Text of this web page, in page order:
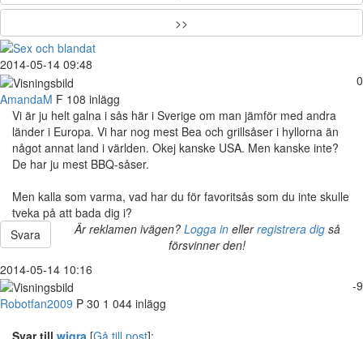
>>
2014-05-14 09:48
0
AmandaM F 108 inlägg
Vi är ju helt galna i sås här i Sverige om man jämför med andra
länder i Europa. Vi har nog mest Bea och grillsåser i hyllorna än
något annat land i världen. Okej kanske USA. Men kanske inte?
De har ju mest BBQ-såser.
Men kalla som varma, vad har du för favoritsås som du inte skulle
tveka på att bada dig i?
Svara
Är reklamen ivägen? Logga inellerregistrera digså
försvinner den!
2014-05-14 10:16
-9
Robotfan2009 P 30 1 044 inlägg
Svar till wigra [Gå till post]: